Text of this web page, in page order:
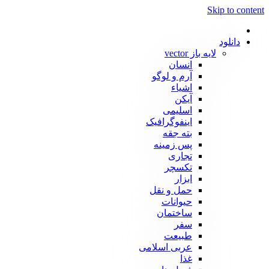
Skip to content
دانلود
لایه باز vector
انسان
آرم و لوگو
اشیاء
آیکن
اسلیمی
اینفوگرافیک
بته جقه
پس زمینه
تجاری
تکسچر
ابزار
حمل و نقل
حیوانات
ساختمان
سفر
طبیعت
عربی اسلامی
غذا